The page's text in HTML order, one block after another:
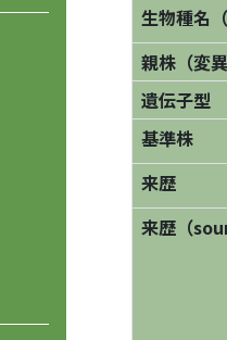
生物種名
親株（変
遺伝子型
基準株
来歴
来歴（